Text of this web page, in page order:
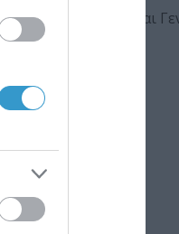
Οφθαλμολογίας και